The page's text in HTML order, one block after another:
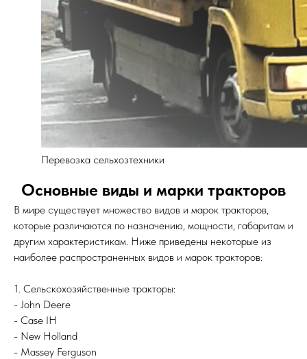
Перевозка сельхозтехники
Основные виды и марки тракторов
В мире существует множество видов и марок тракторов,
которые различаются по назначению, мощности, габаритам и
другим характеристикам. Ниже приведены некоторые из
наиболее распространенных видов и марок тракторов:
1. Сельскохозяйственные тракторы:
- John Deere
- Case IH
- New Holland
- Massey Ferguson